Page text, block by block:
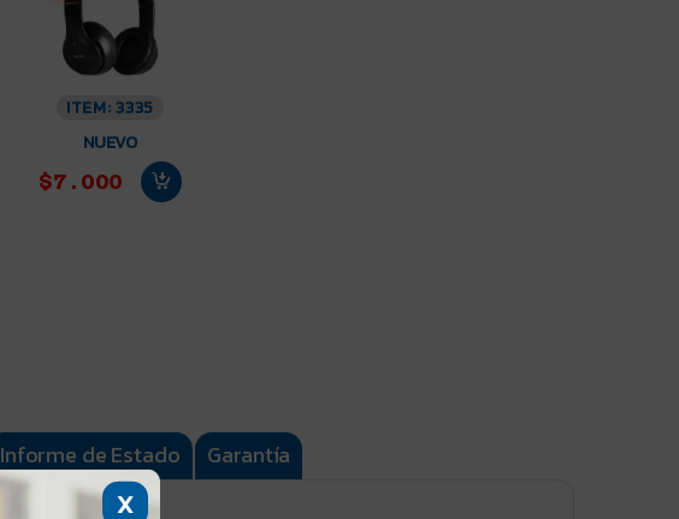
ITEM: 3335
NUEVO
$7.000
Informe de Estado Garantía
X